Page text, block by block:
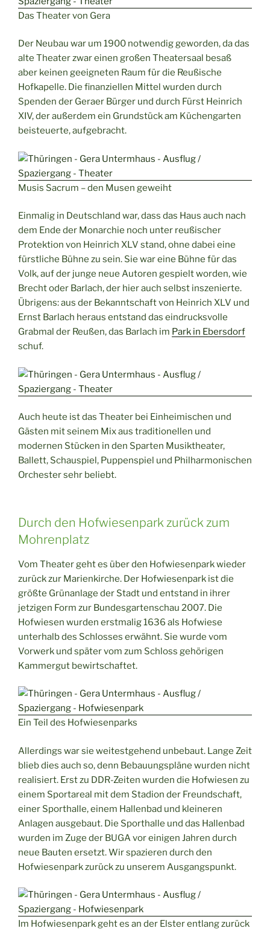
Das Theater von Gera
Der Neubau war um 1900 notwendig geworden, da das
alte Theater zwar einen großen Theatersaal besaß
aber keinen geeigneten Raum für die Reußische
Hofkapelle. Die finanziellen Mittel wurden durch
Spenden der Geraer Bürger und durch Fürst Heinrich
XIV, der außerdem ein Grundstück am Küchengarten
beisteuerte, aufgebracht.
Musis Sacrum – den Musen geweiht
Einmalig in Deutschland war, dass das Haus auch nach
dem Ende der Monarchie noch unter reußischer
Protektion von Heinrich XLV stand, ohne dabei eine
fürstliche Bühne zu sein. Sie war eine Bühne für das
Volk, auf der junge neue Autoren gespielt worden, wie
Brecht oder Barlach, der hier auch selbst inszenierte.
Übrigens: aus der Bekanntschaft von Heinrich XLV und
Ernst Barlach heraus entstand das eindrucksvolle
Grabmal der Reußen, das Barlach im Park in Ebersdorf
schuf.
Auch heute ist das Theater bei Einheimischen und
Gästen mit seinem Mix aus traditionellen und
modernen Stücken in den Sparten Musiktheater,
Ballett, Schauspiel, Puppenspiel und Philharmonischen
Orchester sehr beliebt.
Durch den Hofwiesenpark zurück zum
Mohrenplatz
Vom Theater geht es über den Hofwiesenpark wieder
zurück zur Marienkirche. Der Hofwiesenpark ist die
größte Grünanlage der Stadt und entstand in ihrer
jetzigen Form zur Bundesgartenschau 2007. Die
Hofwiesen wurden erstmalig 1636 als Hofwiese
unterhalb des Schlosses erwähnt. Sie wurde vom
Vorwerk und später vom zum Schloss gehörigen
Kammergut bewirtschaftet.
Ein Teil des Hofwiesenparks
Allerdings war sie weitestgehend unbebaut. Lange Zeit
blieb dies auch so, denn Bebauungspläne wurden nicht
realisiert. Erst zu DDR-Zeiten wurden die Hofwiesen zu
einem Sportareal mit dem Stadion der Freundschaft,
einer Sporthalle, einem Hallenbad und kleineren
Anlagen ausgebaut. Die Sporthalle und das Hallenbad
wurden im Zuge der BUGA vor einigen Jahren durch
neue Bauten ersetzt. Wir spazieren durch den
Hofwiesenpark zurück zu unserem Ausgangspunkt.
Im Hofwiesenpark geht es an der Elster entlang zurück